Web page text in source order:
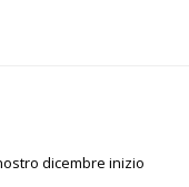
dicembre inizio